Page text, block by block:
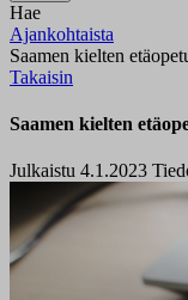
Hae
Ajankohtaista
Saamen kielten
Takaisin
Saamen kielten
Julkaistu 4.1.2023